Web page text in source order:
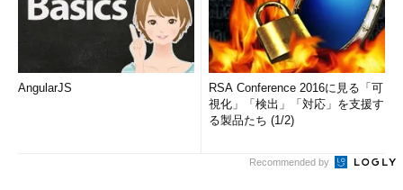
AngularJS
RSA Conference 2016に見る「可
視化」「検出」「対応」を支援す
る製品たち (1/2)
Recommended by